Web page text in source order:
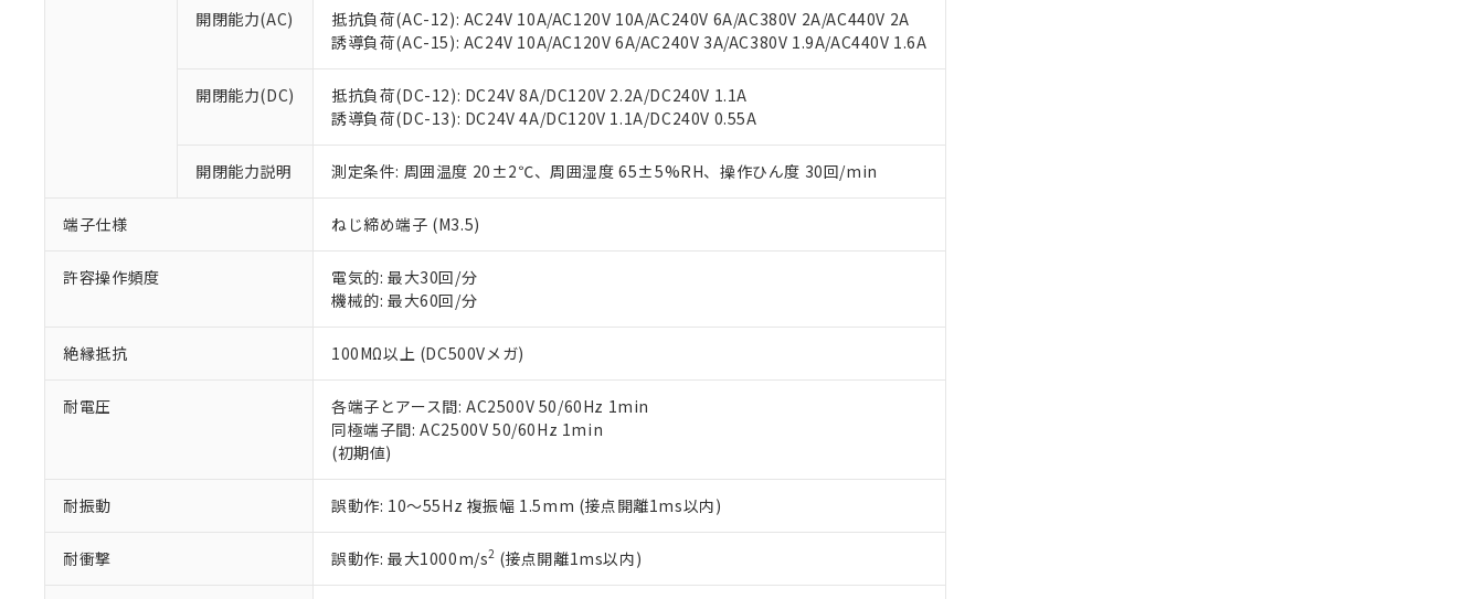
開閉能力(AC)
抵抗負荷(AC-12): AC24V 10A/AC120V 10A/AC240V 6A/AC380V 2A/AC440V 2A
誘導負荷(AC-15): AC24V 10A/AC120V 6A/AC240V 3A/AC380V 1.9A/AC440V 1.6A
開閉能力(DC)
抵抗負荷(DC-12): DC24V 8A/DC120V 2.2A/DC240V 1.1A
誘導負荷(DC-13): DC24V 4A/DC120V 1.1A/DC240V 0.55A
開閉能力説明 測定条件: 周囲温度 20±2℃、周囲湿度 65±5%RH、操作ひん度 30回/min
端子仕様 ねじ締め端子 (M3.5)
許容操作頻度
電気的: 最大30回/分
機械的: 最大60回/分
絶縁抵抗 100MΩ以上 (DC500Vメガ)
耐電圧
各端子とアース間: AC2500V 50/60Hz 1min
同極端子間: AC2500V 50/60Hz 1min
(初期値)
耐振動 誤動作: 10～55Hz 複振幅 1.5mm (接点開離1ms以内)
耐衝撃 誤動作: 最大1000m/s2 (接点開離1ms以内)
本サービスは、当社制御機器事業取扱商品の当社在庫状況および標準価格(税抜)を提供させていただ
くものです。
当社制御機器事業取扱商品の中には、本サービスの対象外となる商品もあることをご了承ください。
のであり、閲覧された時点での実際の在庫および標準価格とは異なる場合があることをご了承くださ
い。
正式な納期状況および標準価格はお客様のお取引先、またはお客様担当のオムロン制御機器販売店・
当社販売員にご相談ください。
オムロン制御機器販売店や当社販売拠点は「販売ネットワーク
」をご確認ください。
在庫状況および標準価格結果を当社の事前の承諾なく第三者に漏洩または開示しないようお願いしま
マイパーツ機能（部品リスト作成サービス）をご利用いただくには、I-Webメンバーズにご登録され
ている必要があります。
お客様が当ウェブサイト上で当社にご登録された部品リストについて、当社および当社の共同利用者
さい。
※当社の共同利用者とは、"個人情報の共同利用に関して"
の「1.共同利用者の範囲」に記載されて
いる法人を指します。
*EU RoHS指令（10物質）：
鉛(Pb) 1000ppm以下、 水銀(Hg) 1000ppm以下、 カドミウム(Cd) 100ppm以下、
六価クロム(Cr(Ⅵ)) 1000ppm以下、ポリ臭化ビフェニル類(PBB) 1000ppm以下、ポリ臭化ジフェニルエーテル類(PBDE) 1000ppm以下、
但し、RoHS指令で産業用監視および制御機器に対する適用除外項目は除く。
フタル酸エステル類の４物質については閾値を超える意図的な使用がないことを確認しています。
※2 対応予定月
部品在庫の切り替え状況などにより、予定月が前後することがあります。
※3 非含有証明書ダウンロード
下記の非含有証明書をダウンロードすることができます。
EU RoHS指令（10物質）の非含有証明書
51物質の非含有証明書（当社基準）
※本証明書は発行日時点で非含有を証明するもので、過去に遡って非含有を証明するものではありません。
また、RoHS指令のフタル酸エステル類４物質の対応では、対応完了までの期間は出荷製品に未対応品が
混在することから備考欄に対応日を記載しておりました。
り割愛しております。
「－」：未確認です。当社販売部門へお問い合わせください。
*中国RoHS10物質の基準値 (GB/T26572)：
Pb(鉛) :1000ppm、 Hg(水銀) : 1000ppm、 Cd(カドミウム) : 100ppm、
Cr(Ⅵ)(六価クロム) : 1000ppm、 PBBs(ポリ臭化ビフェニル類) : 1000ppm、 PBDEs(ポリ臭化ジフェニルエーテル類) : 1000ppm、
DBP(フタル酸ジブチル) : 1000ppm、 DIBP(フタル酸ジイソブチル) : 1000ppm、 BBP(フタル酸ブチルベンジル) : 1000ppm、
DEHP(フタル酸ビス(2-エチルヘキシル)) : 1000ppm
※2 環境保護使用期限
「ｅ」：有害物質（10物質）のすべてが基準値以下であることを示します。
「10」：通常の使用状況下において有害物質が外部に漏えいし、環境に深刻な影響を及ぼさない年数を意
味します。
当社は、これら貴社製品のうち、外国為替および外国貿易法に定める商品（以下｢規制貨物等」とい
う）を輸出または国外への提供する場合は、日本国政府の輸出許可(または役務取引許可)を取得する
当社は規制貨物を破棄する場合は、完全に破砕するなど、違法に輸出されないよう必要な手段を講じ
ます。
当社は貴社製品を、核兵器、ミサイル、化学兵器、生物兵器またはその他武器並びにこれらの製造装
当社は、貴社製品を第三者に販売する場合は、上記1、2および3の内容を当該第三者に通知します。
また当社は、販売先および販売に係わる関係者が違法に輸出するおそれがある場合は、取り引きをい
たしません。
記
号
説明
○ 一定数以上の在庫あり
△ 一定数には満たないが在庫あり
－
在庫なし(最新の在庫状況については、お客様のお取引先、またはお客様担当のオムロン制御
機器販売店・当社販売員にご確認ください)
空
白
受注生産機種、また在庫状況の情報を公開していない機種